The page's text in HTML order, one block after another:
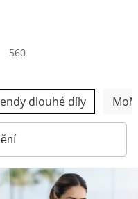
produktů
560
dlouhé díly